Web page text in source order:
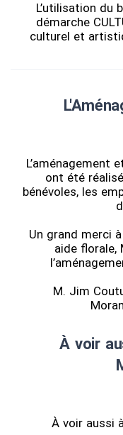
L’utilisation du
démarche
culturel et
L’aménagement
ont été
bénévoles, les
Un grand merci
aide florale,
M. Jim
À voir
À voir aussi